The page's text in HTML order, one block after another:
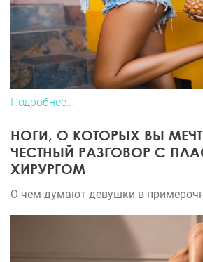
Подробнее...
НОГИ, О КОТОРЫХ ВЫ
ЧЕСТНЫЙ РАЗГОВОР С
ХИРУРГОМ
О чем думают девушки в